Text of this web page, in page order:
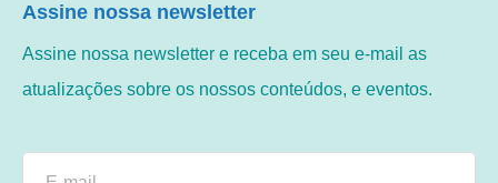
Assine nossa newsletter
Assine nossa newsletter e receba em seu e-mail as
atualizações sobre os nossos conteúdos, e eventos.